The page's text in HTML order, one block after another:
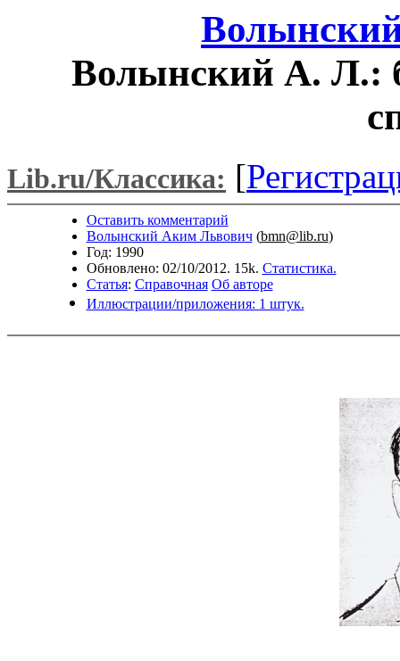
Волынский А. Л.:
Lib.ru/Классика: [
Оставить комментарий
Волынский Аким Львович(bmn@lib.ru)
Год: 1990
Обновлено: 02/10/2012. 15k. Статистика.
Статья: Справочная Об авторе
Иллюстрации/приложения: 1 штук.